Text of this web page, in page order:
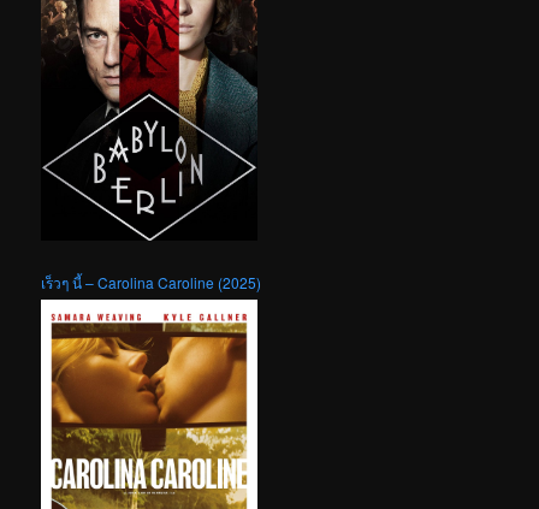
เร็วๆ นี้ – Carolina Caroline (2025)